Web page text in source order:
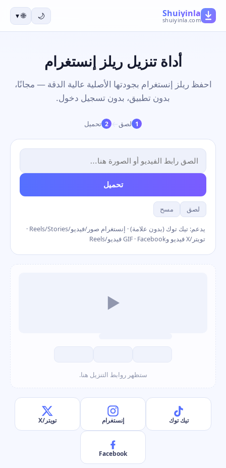
Shuiyinla
shuiyinla.com
🌙
🌐
▾
أداة تنزيل ريلز إنستغرام
احفظ ريلز إنستغرام بجودتها الأصلية عالية الدقة — مجانًا،
بدون تطبيق، بدون تسجيل دخول.
1 لصق →
2 تحميل
تحميل
لصق مسح
يدعم: تيك توك (بدون علامة) · إنستغرام صور/فيديو/Reels/Stories ·
تويتر/X فيديو وGIF · Facebook فيديو/Reels
▶
ستظهر روابط التنزيل هنا.
تيك توك إنستغرام تويتر/X
Facebook